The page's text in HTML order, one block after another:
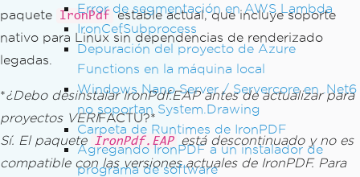
Error de segmentación en AWS Lambda
IronCefSubprocess
Depuración del proyecto de Azure
Functions en la máquina local
Windows Nano Server / Servercore en .Net6
no soportan System.Drawing
Carpeta de Runtimes de IronPDF
Agregando IronPDF a un instalador de
programa de software
paquete
IronPdf estable actual, que incluye soporte
nativo para Linux sin dependencias de renderizado
legadas.
*¿Debo desinstalar IronPdf.EAP antes de actualizar para
proyectos VERIFACTU?*
Sí. El paquete
IronPdf.EAP
está descontinuado y no es
compatible con las versiones actuales de IronPDF. Para